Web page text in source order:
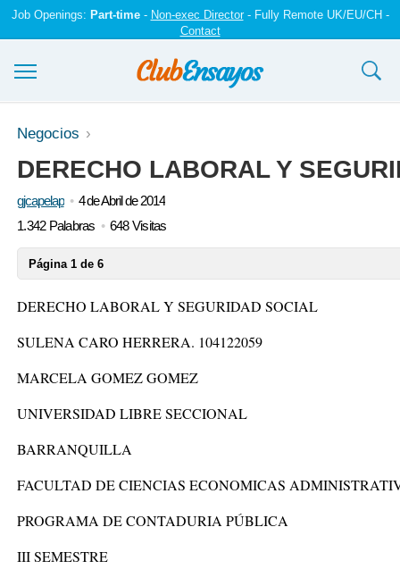
Job Openings: Part-time- Non-exec Director- Fully Remote UK/EU/CH -
Contact
Ensayos y trabajos
Registrarse
Iniciar sesión
Negocios
DERECHO LABORAL Y
gjcapelap
4 de Abril de 2014
1.342 Palabras
648 Visitas
Página 1 de 6
DERECHO LABORAL Y SEGURIDAD SOCIAL
SULENA CARO HERRERA. 104122059
MARCELA GOMEZ GOMEZ
UNIVERSIDAD LIBRE SECCIONAL
BARRANQUILLA
FACULTAD DE CIENCIAS ECONOMICAS
PROGRAMA DE CONTADURIA PÚBLICA
III SEMESTRE